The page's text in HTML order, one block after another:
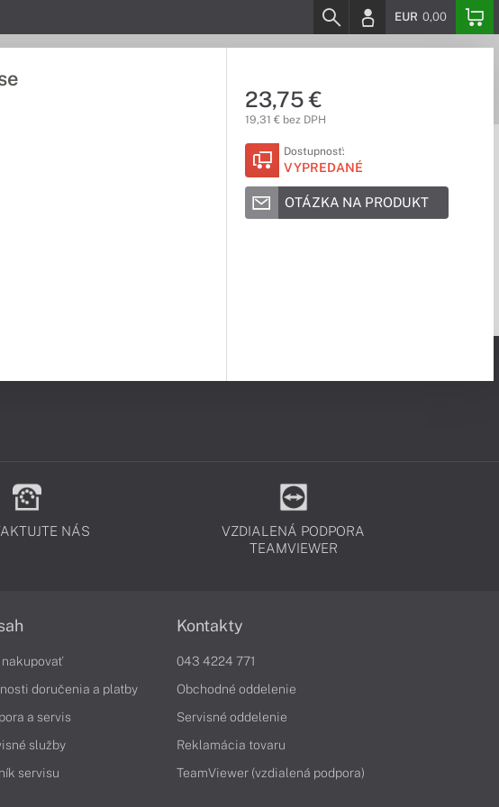
EUR 0,00
23,75 €
19,31 € bez DPH
Dostupnosť:
VYPREDANÉ
OTÁZKA NA PRODUKT
NÁS
VZDIALENÁ PODPORA
TEAMVIEWER
nakupovať
doručenia a platby
a servis
služby
servisu
Kontakty
043 4224 771
Obchodné oddelenie
Servisné oddelenie
Reklamácia tovaru
TeamViewer (vzdialená podpora)